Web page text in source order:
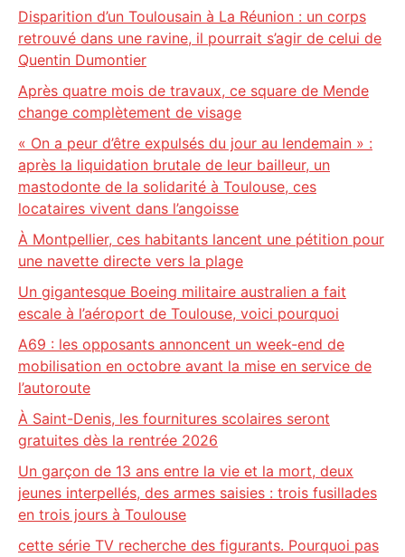
Disparition d’un Toulousain à La Réunion : un corps
retrouvé dans une ravine, il pourrait s’agir de celui de
Quentin Dumontier
Après quatre mois de travaux, ce square de Mende
change complètement de visage
« On a peur d’être expulsés du jour au lendemain » :
après la liquidation brutale de leur bailleur, un
mastodonte de la solidarité à Toulouse, ces
locataires vivent dans l’angoisse
À Montpellier, ces habitants lancent une pétition pour
une navette directe vers la plage
Un gigantesque Boeing militaire australien a fait
escale à l’aéroport de Toulouse, voici pourquoi
A69 : les opposants annoncent un week-end de
mobilisation en octobre avant la mise en service de
l’autoroute
À Saint-Denis, les fournitures scolaires seront
gratuites dès la rentrée 2026
Un garçon de 13 ans entre la vie et la mort, deux
jeunes interpellés, des armes saisies : trois fusillades
en trois jours à Toulouse
cette série TV recherche des figurants. Pourquoi pas